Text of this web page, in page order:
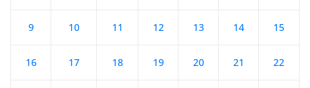
9 10 11 12 13 14 15
16 17 18 19 20 21 22